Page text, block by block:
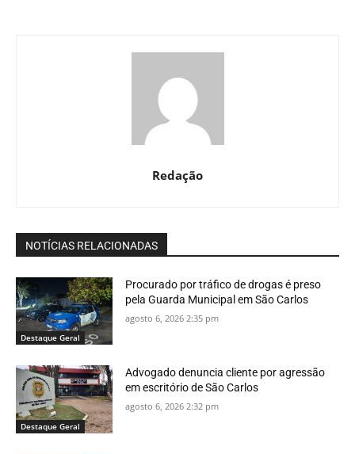
Redação
NOTÍCIAS RELACIONADAS
Destaque Geral
Procurado por tráfico de drogas é preso
pela Guarda Municipal em São Carlos
agosto 6, 2026 2:35 pm
Destaque Geral
Advogado denuncia cliente por agressão
em escritório de São Carlos
agosto 6, 2026 2:32 pm